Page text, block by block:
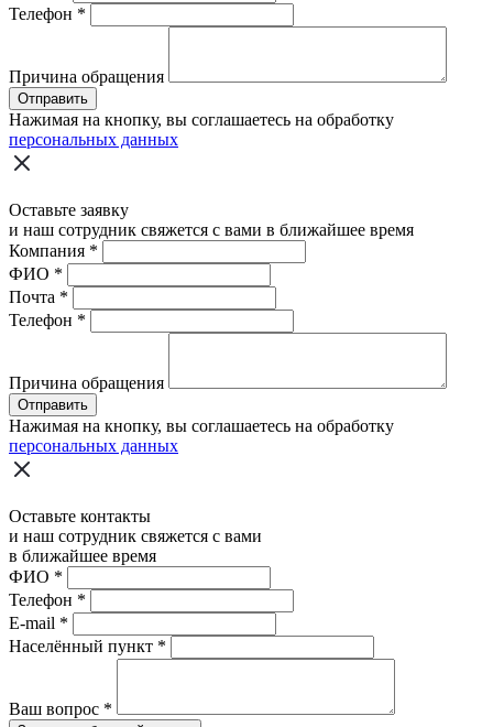
Телефон *
Причина обращения
Отправить
Нажимая на кнопку, вы соглашаетесь на обработку
персональных данных
Оставьте заявку
и наш сотрудник свяжется с вами в ближайшее время
Компания *
ФИО *
Почта *
Телефон *
Причина обращения
Отправить
Нажимая на кнопку, вы соглашаетесь на обработку
персональных данных
Оставьте контакты
и наш сотрудник свяжется с вами
в ближайшее время
ФИО *
Телефон *
E-mail *
Населённый пункт *
Ваш вопрос *